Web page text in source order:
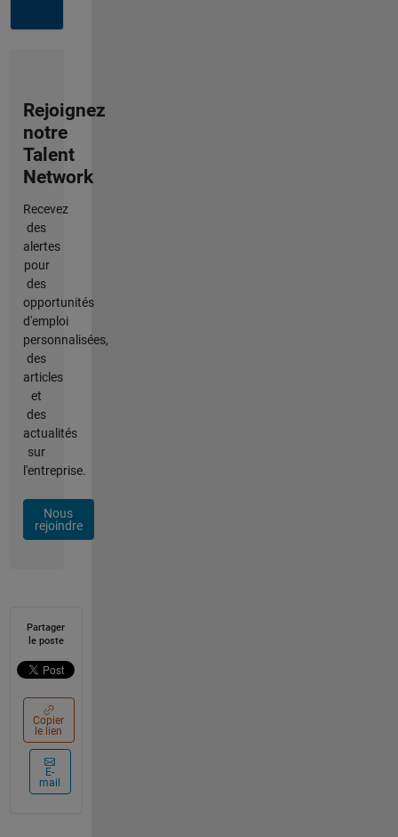
Rejoignez
notre
Talent
Network
Recevez
des
alertes
pour
des
opportunités
d'emploi
personnalisées,
des
articles
et
des
actualités
sur
l'entreprise.
Nous
rejoindre
Partager
le poste
Copier
le lien
E-
mail